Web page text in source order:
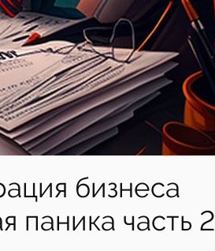
бизнеса
паника часть 2